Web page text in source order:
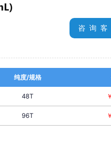
咨 询 客
纯度/规格
48T
96T